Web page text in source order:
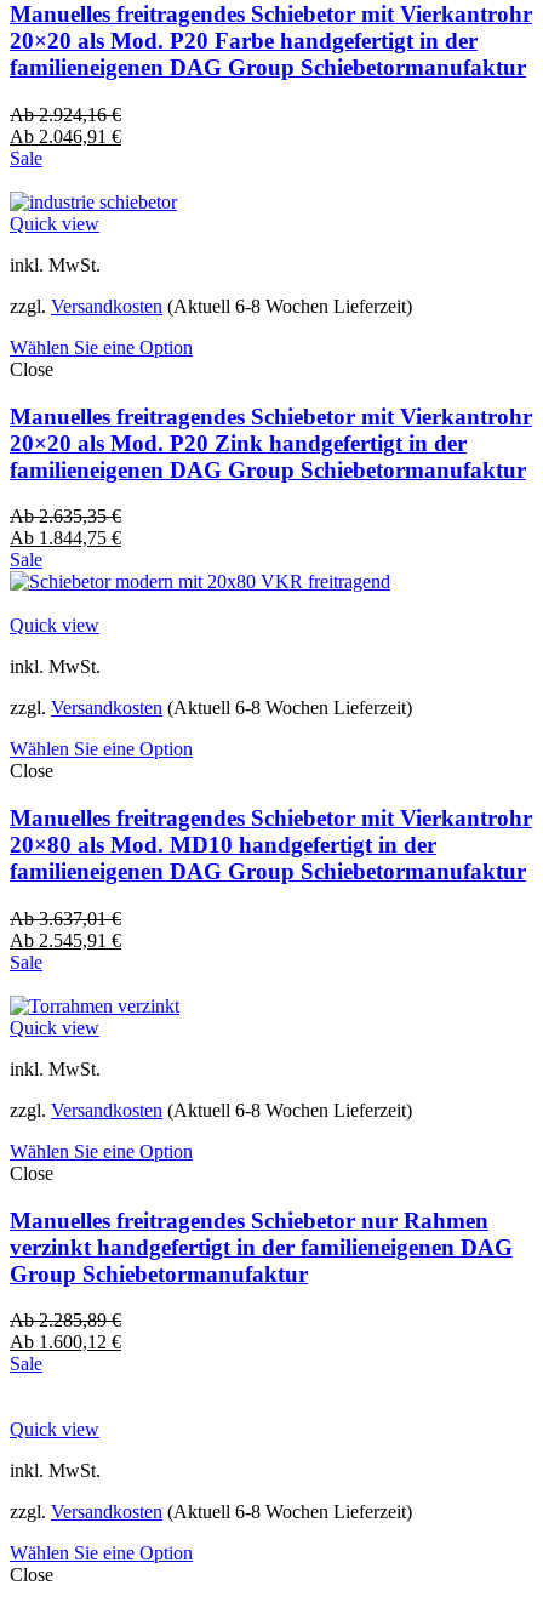
Manuelles freitragendes Schiebetor mit Vierkantrohr
20×20 als Mod. P20 Farbe handgefertigt in der
familieneigenen DAG Group Schiebetormanufaktur
Ab2.924,16€
Ab 2.046,91 €
Sale
Quick view
inkl. MwSt.
zzgl. Versandkosten (Aktuell 6-8 Wochen Lieferzeit)
Wählen Sie eine Option
Close
Manuelles freitragendes Schiebetor mit Vierkantrohr
20×20 als Mod. P20 Zink handgefertigt in der
familieneigenen DAG Group Schiebetormanufaktur
Ab2.635,35€
Ab 1.844,75 €
Sale
Quick view
inkl. MwSt.
zzgl. Versandkosten (Aktuell 6-8 Wochen Lieferzeit)
Wählen Sie eine Option
Close
Manuelles freitragendes Schiebetor mit Vierkantrohr
20×80 als Mod. MD10 handgefertigt in der
familieneigenen DAG Group Schiebetormanufaktur
Ab3.637,01€
Ab 2.545,91 €
Sale
Quick view
inkl. MwSt.
zzgl. Versandkosten (Aktuell 6-8 Wochen Lieferzeit)
Wählen Sie eine Option
Close
Manuelles freitragendes Schiebetor nur Rahmen
verzinkt handgefertigt in der familieneigenen DAG
Group Schiebetormanufaktur
Ab2.285,89€
Ab 1.600,12 €
Sale
Quick view
inkl. MwSt.
zzgl. Versandkosten (Aktuell 6-8 Wochen Lieferzeit)
Wählen Sie eine Option
Close